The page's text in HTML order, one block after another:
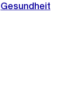
Gesundheit